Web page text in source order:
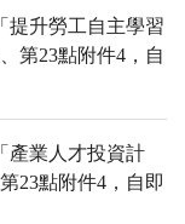
提升勞工自主學習
第23點附件4，自
產業人才投資計
23點附件4，自即